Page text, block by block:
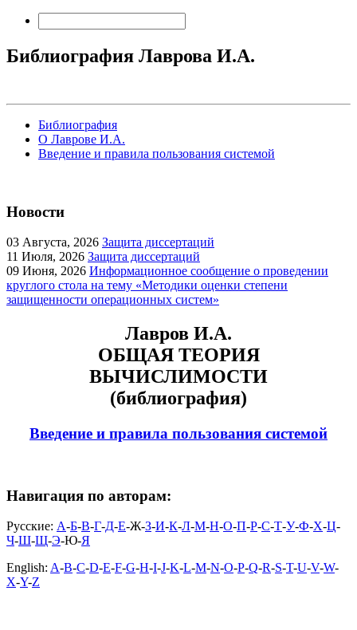
Библиография Лаврова И.А.
Библиография
О Лаврове И.А.
Введение и правила пользования системой
Новости
03 Августа, 2026 Защита диссертаций
11 Июля, 2026 Защита диссертаций
09 Июня, 2026 Информационное сообщение о проведении
круглого стола на тему «Методики оценки степени
защищенности операционных систем»
Лавров И.А.
ОБЩАЯ ТЕОРИЯ
ВЫЧИСЛИМОСТИ
(библиография)
Введение и правила пользования системой
Навигация по авторам:
Русские: А-Б-В-Г-Д-Е-Ж-З-И-К-Л-М-Н-О-П-Р-С-Т-У-Ф-Х-Ц-
Ч-Ш-Щ-Э-Ю-Я
English: A-B-C-D-E-F-G-H-I-J-K-L-M-N-O-P-Q-R-S-T-U-V-W-
X-Y-Z